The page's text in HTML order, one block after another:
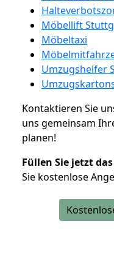
Möbellift
Möbeltaxi
Umzugshelfer
Kontaktieren Sie
uns gemeinsam
planen!
Füllen Sie jetzt
Sie kostenlose